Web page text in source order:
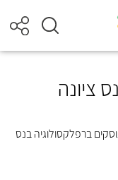
ציונה
ברפלקסולוגיה בנס